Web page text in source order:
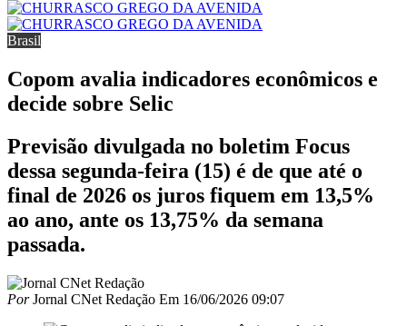
Brasil
Copom avalia indicadores econômicos e
decide sobre Selic
Previsão divulgada no boletim Focus
dessa segunda-feira (15) é de que até o
final de 2026 os juros fiquem em 13,5%
ao ano, ante os 13,75% da semana
passada.
PorJornal CNet Redação Em 16/06/2026 09:07